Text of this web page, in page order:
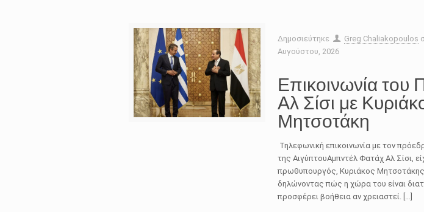
Δημοσιεύτηκε Greg Chaliakopoulos
Αυγούστου, 2026
Επικοινωνία του
Αλ Σίσι με
Μητσοτάκη
Τηλεφωνική επικοινωνία με τον
της ΑιγύπτουΑμπντέλ Φατάχ Αλ Σίσι,
πρωθυπουργός, Κυριάκος
δηλώνοντας πώς η χώρα του είναι
προσφέρει βοήθεια αν χρειαστεί. […]